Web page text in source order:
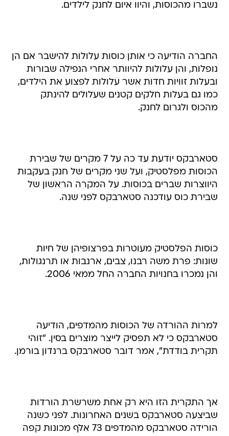
נשברו מהכוסות, והיוו איום לחנק לילדים.
החברה הודיעה כי אותן כוסות עלולות להישבר אם הן
נופלות, והן עלולות להיוותר אחרי הנפילה שבורות
ובעלות זוויות חדות אשר עלולות לפצוע את הילדים,
כמו גם בעלות חלקים קטנים שעלולים להינתק
מהכוס ולגרום לחנק.
סטארבקס יודעת עד כה על 7 מקרים של שבירת
הכוסות מפלסטיק, ועל שני מקרים של חנק בעקבות
היווצרות שברים בכוסות. על המקרה הראשון של
שבירת כוס עודכנה סטארבקס לפני שנה.
כוסות הפלסטיק מעוטרות בפרצופיהן של חיות
שונות: פרת משה רבנו, צבים, ארנבות או תרנגולות,
והן נמכרו בחנויות החברה החל ממאי 2006.
למרות ההורדה של הכוסות מהמדפים, הודיעה
סטארבקס כי לא תפסיק לייצר מוצרים בסין. "זוהי
תקרית בודדת", אמר דובר סטארבקס ברנדון בורמן.
אך התקרית הזו היא רק אחת משרשרת הורדות
שביצעה סטארבקס בשנים האחרונות. לפני כשנה
הורידה סטארבקס מהמדפים 73 אלף מכונות קפה